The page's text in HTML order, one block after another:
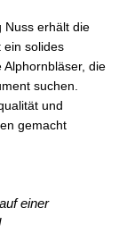
Nuss erhält die
ein solides
Alphornbläser, die
suchen.
und
gemacht
einer